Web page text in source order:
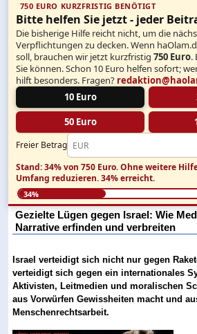
750 EURO KURZFRISTIG BENÖTIGT
Bitte helfen Sie jetzt - jeder
Die bisherige Hilfe reicht nicht, um die
Verpflichtungen zu decken. Wenn
soll, brauchen wir jetzt kurzfristig750 Euro.
Sie können. Schon 10 Euro helfen sofort;
hilft besonders. Fragen?
10 Euro
50 Euro
Freier Betrag
Stand: 34% von 750 Euro.Ohne weitere
Umfang reduzieren.34% erreicht.
34%
Gezielte Lügen gegen Israel: Wie
Narrative erfinden und verbreiten
Israel verteidigt sich nicht nur gegen
verteidigt sich gegen ein internationales
Aktivisten, Leitmedien und moralischen
aus Vorwürfen Gewissheiten macht und
Menschenrechtsarbeit.